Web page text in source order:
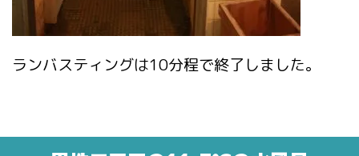
ランバスティングは10分程で終了しました。